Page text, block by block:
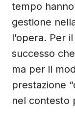
tempo
gestione
l’opera. Per
successo
ma per il
prestazione
nel contesto